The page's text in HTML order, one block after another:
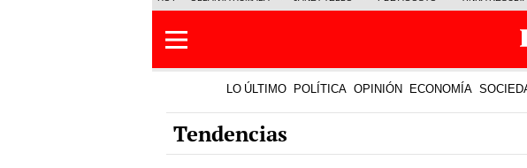
LO ÚLTIMO POLÍTICA OPINIÓN ECONOMÍA
Tendencias